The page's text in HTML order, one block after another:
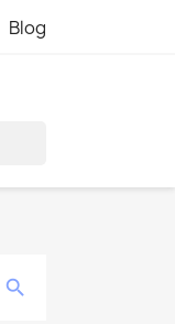
Blog
search